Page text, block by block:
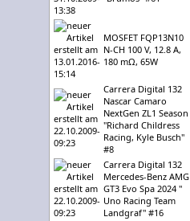
MOSFET FQP13N10
N-CH 100 V, 12.8 A,
180 mΩ, 65W
Carrera Digital 132
Nascar Camaro
NextGen ZL1 Season
"Richard Childress
Racing, Kyle Busch"
#8
Carrera Digital 132
Mercedes-Benz AMG
GT3 Evo Spa 2024 "
Uno Racing Team
Landgraf" #16